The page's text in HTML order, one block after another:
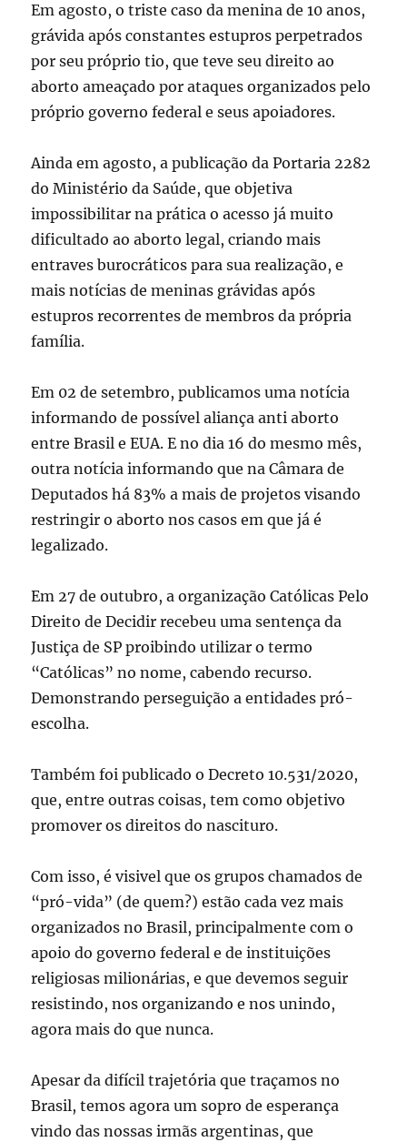
Em agosto, o triste caso da menina de 10 anos,
grávida após constantes estupros perpetrados
por seu próprio tio, que teve seu direito ao
aborto ameaçado por ataques organizados pelo
próprio governo federal e seus apoiadores.
Ainda em agosto, a publicação da Portaria 2282
do Ministério da Saúde, que objetiva
impossibilitar na prática o acesso já muito
dificultado ao aborto legal, criando mais
entraves burocráticos para sua realização, e
mais notícias de meninas grávidas após
estupros recorrentes de membros da própria
família.
Em 02 de setembro, publicamos uma notícia
informando de possível aliança anti aborto
entre Brasil e EUA. E no dia 16 do mesmo mês,
outra notícia informando que na Câmara de
Deputados há 83% a mais de projetos visando
restringir o aborto nos casos em que já é
legalizado.
Em 27 de outubro, a organização Católicas Pelo
Direito de Decidir recebeu uma sentença da
Justiça de SP proibindo utilizar o termo
“Católicas” no nome, cabendo recurso.
Demonstrando perseguição a entidades pró-
escolha.
Também foi publicado o Decreto 10.531/2020,
que, entre outras coisas, tem como objetivo
promover os direitos do nascituro.
Com isso, é visivel que os grupos chamados de
“pró-vida” (de quem?) estão cada vez mais
organizados no Brasil, principalmente com o
apoio do governo federal e de instituições
religiosas milionárias, e que devemos seguir
resistindo, nos organizando e nos unindo,
agora mais do que nunca.
Apesar da difícil trajetória que traçamos no
Brasil, temos agora um sopro de esperança
vindo das nossas irmãs argentinas, que